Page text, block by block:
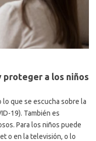
proteger a los niños
que se escucha sobre la
19). También es
Para los niños puede
o en la televisión, o lo